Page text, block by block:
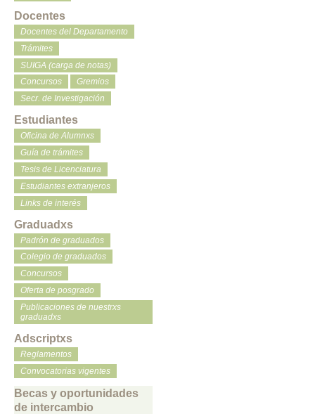
Docentes
Docentes del Departamento
Trámites
SUIGA (carga de notas)
Concursos
Gremios
Secr. de Investigación
Estudiantes
Oficina de Alumnxs
Guía de trámites
Tesis de Licenciatura
Estudiantes extranjeros
Links de interés
Graduadxs
Padrón de graduados
Colegio de graduados
Concursos
Oferta de posgrado
Publicaciones de nuestrxs
graduadxs
Adscriptxs
Reglamentos
Convocatorias vigentes
Becas y oportunidades
de intercambio